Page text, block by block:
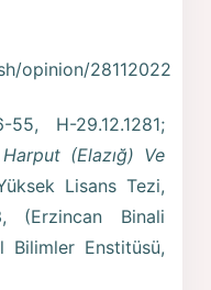
opinion/28112022
H-29.12.1281;
(Elazığ) Ve
Lisans Tezi,
(Erzincan Binali
Bilimler Enstitüsü,